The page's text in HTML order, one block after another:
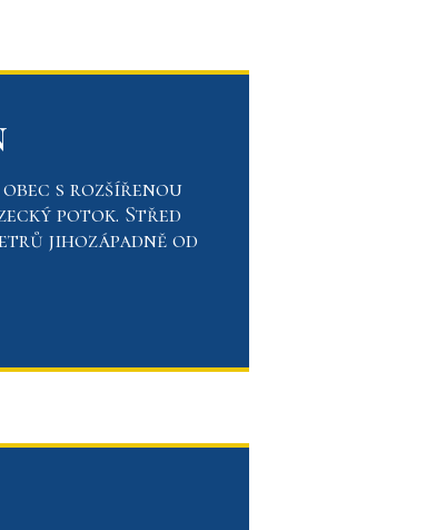
s rozšířenou
potok. Střed
jihozápadně od